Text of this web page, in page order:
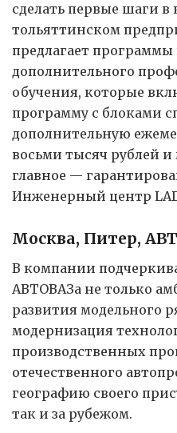
сделать первые шаги в
тольяттинском
предлагает программы
дополнительного
обучения, которые
программу с блоками
дополнительную
восьми тысяч рублей и
главное —
Инженерный центр
Москва, Питер,
В компании
АВТОВАЗа не только
развития модельного
модернизация
производственных
отечественного
географию своего
так и за рубежом.